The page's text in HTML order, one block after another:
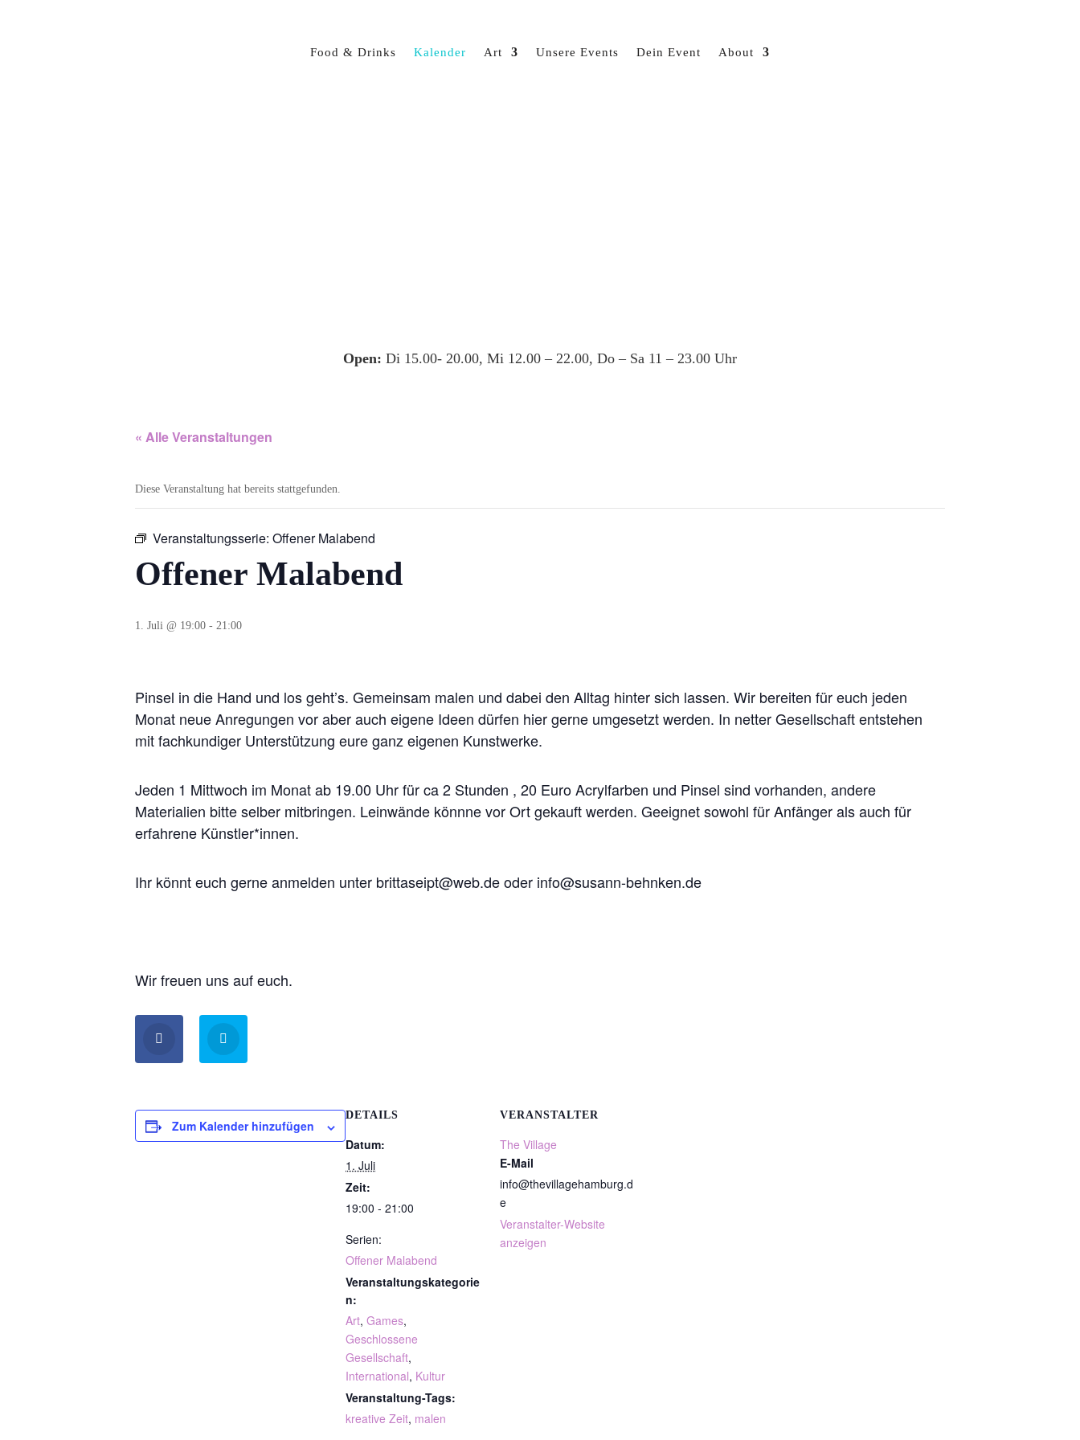
Food & Drinks Kalender Art Unsere Events Dein Event About
Open: Di 15.00- 20.00, Mi 12.00 – 22.00, Do – Sa 11 – 23.00 Uhr
« Alle Veranstaltungen
Diese Veranstaltung hat bereits stattgefunden.
Veranstaltungsserie: Offener Malabend
Offener Malabend
1. Juli @ 19:00 - 21:00
Pinsel in die Hand und los geht’s. Gemeinsam malen und dabei den Alltag hinter sich lassen. Wir bereiten für euch jeden
Monat neue Anregungen vor aber auch eigene Ideen dürfen hier gerne umgesetzt werden. In netter Gesellschaft entstehen
mit fachkundiger Unterstützung eure ganz eigenen Kunstwerke.
Jeden 1 Mittwoch im Monat ab 19.00 Uhr für ca 2 Stunden , 20 Euro Acrylfarben und Pinsel sind vorhanden, andere
Materialien bitte selber mitbringen. Leinwände könnne vor Ort gekauft werden. Geeignet sowohl für Anfänger als auch für
erfahrene Künstler*innen.
Ihr könnt euch gerne anmelden unter brittaseipt@web.de oder info@susann-behnken.de
Wir freuen uns auf euch.
Zum Kalender hinzufügen
DETAILS
Datum:
1. Juli
Zeit:
19:00 - 21:00
Serien:
Offener Malabend
Veranstaltungskategorie
n:
Art, Games,
Geschlossene
Gesellschaft,
International, Kultur
Veranstaltung-Tags:
kreative Zeit, malen
VERANSTALTER
The Village
E-Mail
info@thevillagehamburg.d
e
Veranstalter-Website
anzeigen